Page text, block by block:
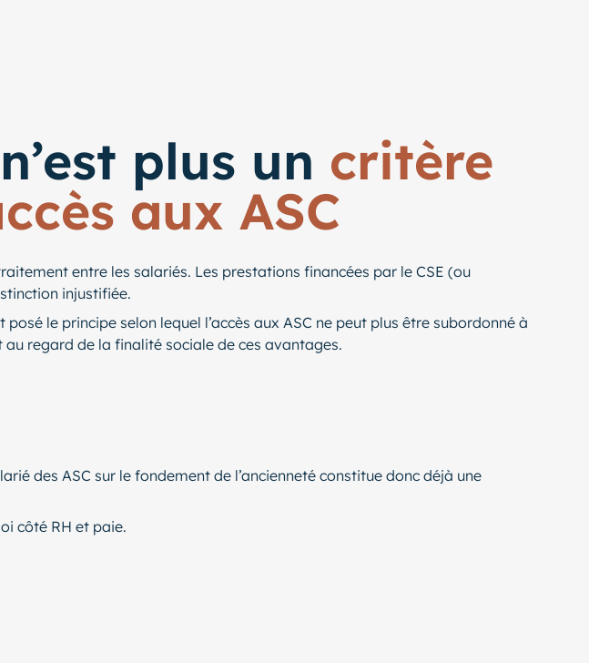
plus un critère
aux ASC
entre les salariés. Les prestations financées par le CSE (ou
injustifiée.
le principe selon lequel l’accès aux ASC ne peut plus être subordonné à
au regard de la finalité sociale de ces avantages.
des ASC sur le fondement de l’ancienneté constitue donc déjà une
côté RH et paie.